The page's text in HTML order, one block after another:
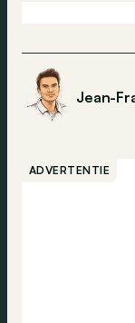
Jean-
ADVERTENTIE